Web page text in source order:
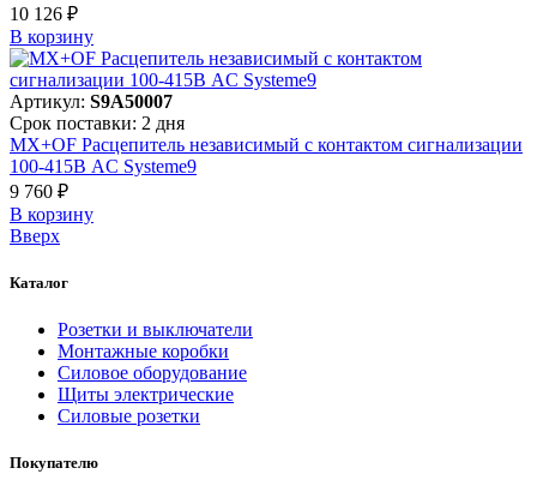
10 126 ₽
В корзинy
Артикул: S9A50007
Срок поставки: 2 дня
MX+OF Расцепитель независимый с контактом сигнализации
100-415В AC Systeme9
9 760 ₽
В корзинy
Вверх
Каталог
Розетки и выключатели
Монтажные коробки
Силовое оборудование
Щиты электрические
Силовые розетки
Покупателю